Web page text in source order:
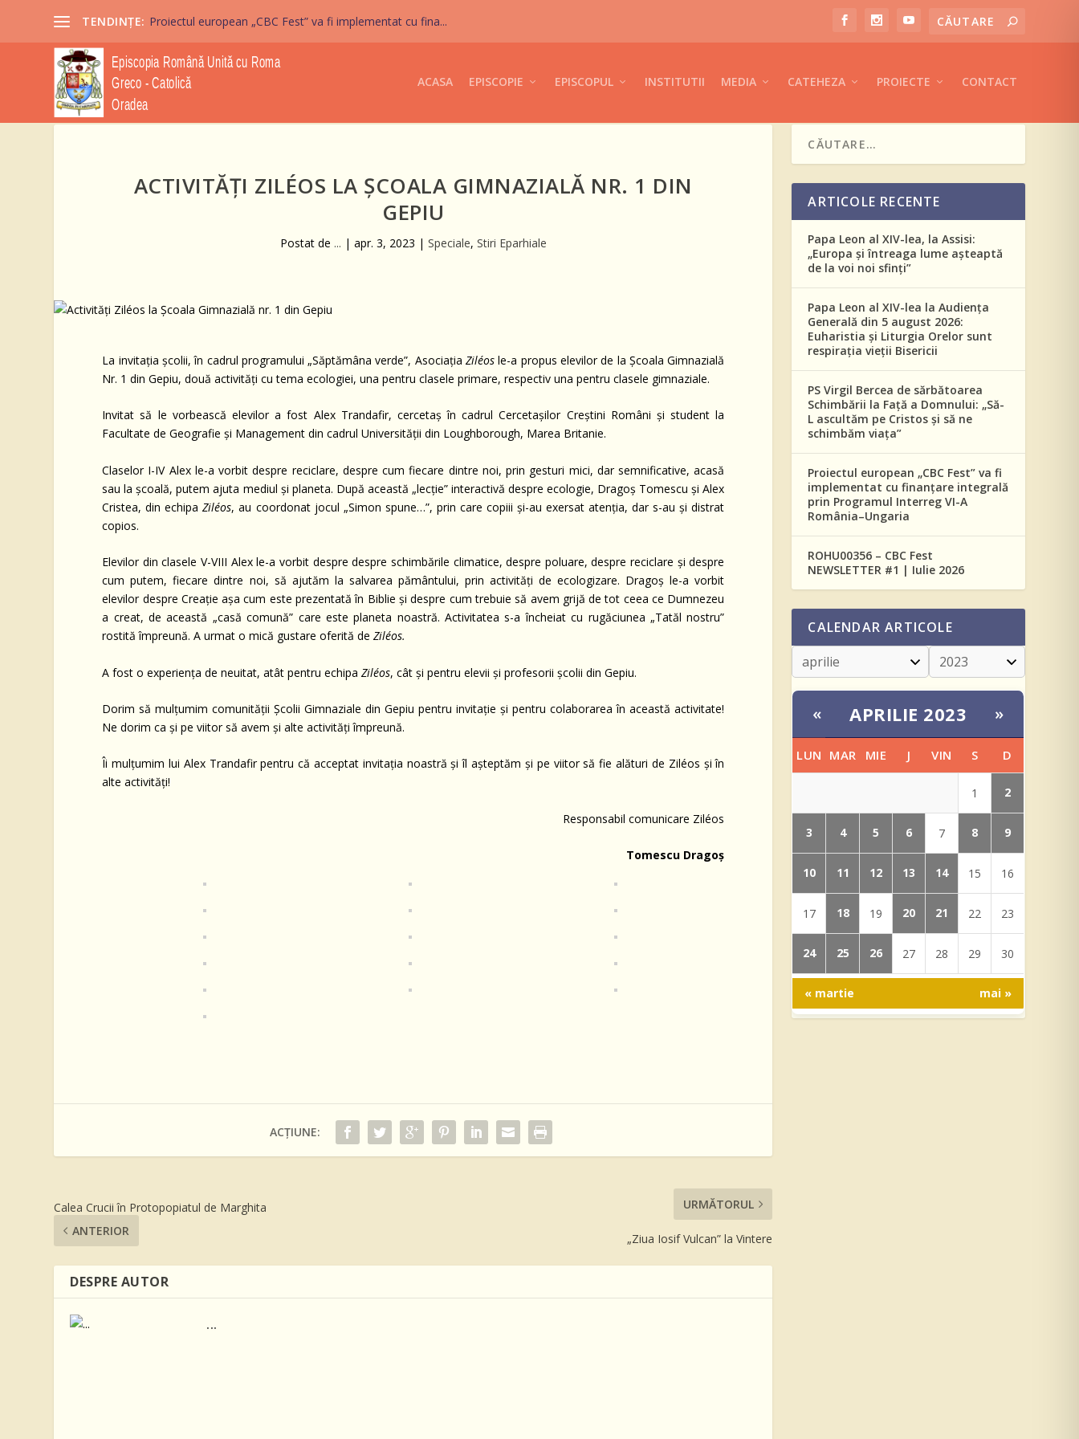
TENDINȚE: Proiectul european „CBC Fest” va fi implementat cu fina...
ACASA EPISCOPIE EPISCOPUL INSTITUTII MEDIA CATEHEZA PROIECTE CONTACT
ACTIVITĂȚI ZILÉOS LA ȘCOALA GIMNAZIALĂ NR. 1 DIN
GEPIU
Postat de ... | apr. 3, 2023 | Speciale, Stiri Eparhiale
La invitația școlii, în cadrul programului „Săptămâna verde”, AsociațiaZiléos le-a propus elevilor de la Școala Gimnazială
Nr. 1 din Gepiu, două activități cu tema ecologiei, una pentru clasele primare, respectiv una pentru clasele gimnaziale.
Invitat să le vorbească elevilor a fost Alex Trandafir, cercetaș în cadrul Cercetașilor Creștini Români și student la
Facultate de Geografie și Management din cadrul Universității din Loughborough, Marea Britanie.
Claselor I-IV Alex le-a vorbit despre reciclare, despre cum fiecare dintre noi, prin gesturi mici, dar semnificative, acasă
sau la școală, putem ajuta mediul și planeta. După această „lecție” interactivă despre ecologie, Dragoș Tomescu și Alex
Cristea, din echipaZiléos, au coordonat jocul „Simon spune…”, prin care copiii și-au exersat atenția, dar s-au și distrat
copios.
Elevilor din clasele V-VIII Alex le-a vorbit despre despre schimbările climatice, despre poluare, despre reciclare și despre
cum putem, fiecare dintre noi, să ajutăm la salvarea pământului, prin activități de ecologizare. Dragoș le-a vorbit
elevilor despre Creație așa cum este prezentată în Biblie și despre cum trebuie să avem grijă de tot ceea ce Dumnezeu
a creat, de această „casă comună” care este planeta noastră. Activitatea s-a încheiat cu rugăciunea „Tatăl nostru”
rostită împreună. A urmat o mică gustare oferită deZiléos.
A fost o experiența de neuitat, atât pentru echipaZiléos, cât și pentru elevii și profesorii școlii din Gepiu.
Dorim să mulțumim comunității Școlii Gimnaziale din Gepiu pentru invitație și pentru colaborarea în această activitate!
Ne dorim ca și pe viitor să avem și alte activități împreună.
Îi mulțumim lui Alex Trandafir pentru că acceptat invitația noastră și îl așteptăm și pe viitor să fie alături de Ziléos și în
alte activități!
Responsabil comunicare Ziléos
Tomescu Dragoș
ACȚIUNE:
Calea Crucii în Protopopiatul de Marghita
ANTERIOR
URMĂTORUL
„Ziua Iosif Vulcan” la Vintere
DESPRE AUTOR
...
ARTICOLE RECENTE
Papa Leon al XIV-lea, la Assisi:
„Europa și întreaga lume așteaptă
de la voi noi sfinți”
Papa Leon al XIV-lea la Audiența
Generală din 5 august 2026:
Euharistia și Liturgia Orelor sunt
respirația vieții Bisericii
PS Virgil Bercea de sărbătoarea
Schimbării la Față a Domnului: „Să-
L ascultăm pe Cristos și să ne
schimbăm viața”
Proiectul european „CBC Fest” va fi
implementat cu finanțare integrală
prin Programul Interreg VI-A
România–Ungaria
ROHU00356 – CBC Fest
NEWSLETTER #1 | Iulie 2026
CALENDAR ARTICOLE
« APRILIE 2023 »
LUN MAR MIE J VIN S D
1 2
3 4 5 6 7 8 9
10 11 12 13 14 15 16
17 18 19 20 21 22 23
24 25 26 27 28 29 30
« martie mai »